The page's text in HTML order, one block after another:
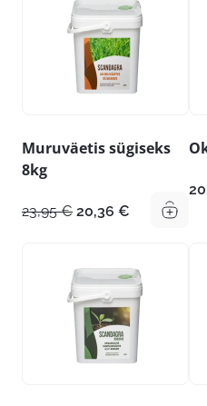
Muruväetis sügiseks
8kg
23,95€ Algne
23,95 €.
20,36 € Praegune
20,36 €.